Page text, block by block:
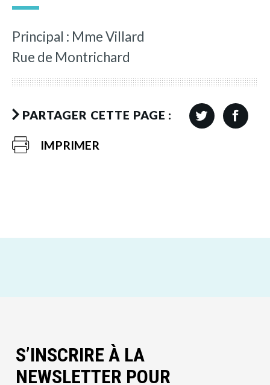
Principal : Mme Villard
Rue de Montrichard
PARTAGER CETTE PAGE :
IMPRIMER
S’INSCRIRE À LA
NEWSLETTER POUR